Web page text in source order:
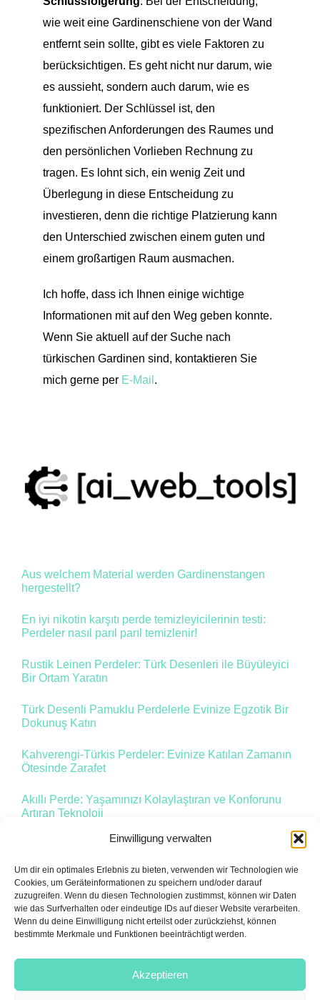
Einwilligung verwalten
Um dir ein optimales Erlebnis zu bieten, verwenden wir Technologien wie
Cookies, um Geräteinformationen zu speichern und/oder darauf
zuzugreifen. Wenn du diesen Technologien zustimmst, können wir Daten
wie das Surfverhalten oder eindeutige IDs auf dieser Website verarbeiten.
Wenn du deine Einwilligung nicht erteilst oder zurückziehst, können
bestimmte Merkmale und Funktionen beeinträchtigt werden.
Akzeptieren
wie weit eine Gardinenschiene von der Wand
entfernt sein sollte, gibt es viele Faktoren zu
berücksichtigen. Es geht nicht nur darum, wie
es aussieht, sondern auch darum, wie es
funktioniert. Der Schlüssel ist, den
spezifischen Anforderungen des Raumes und
den persönlichen Vorlieben Rechnung zu
tragen. Es lohnt sich, ein wenig Zeit und
Überlegung in diese Entscheidung zu
investieren, denn die richtige Platzierung kann
den Unterschied zwischen einem guten und
einem großartigen Raum ausmachen.
Ich hoffe, dass ich Ihnen einige wichtige
Informationen mit auf den Weg geben konnte.
Wenn Sie aktuell auf der Suche nach
türkischen Gardinen sind, kontaktieren Sie
mich gerne per E-Mail .
Aus welchem Material werden Gardinenstangen
hergestellt?
En iyi nikotin karşıtı perde temizleyicilerinin testi:
Perdeler nasıl parıl parıl temizlenir!
Rustik Leinen Perdeler: Türk Desenleri ile Büyüleyici
Bir Ortam Yaratın
Türk Desenli Pamuklu Perdelerle Evinize Egzotik Bir
Dokunuş Katın
Kahverengi-Türkis Perdeler: Evinize Katılan Zamanın
Ötesinde Zarafet
Akıllı Perde: Yaşamınızı Kolaylaştıran ve Konforunu
Artıran Teknoloji
1 2